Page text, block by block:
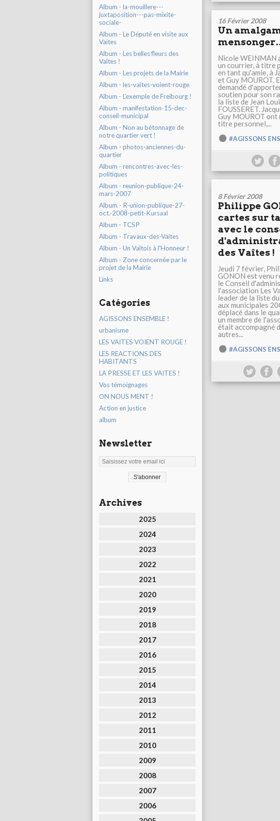
Album - la-mouillere---
juxtaposition---pas-mixite-
sociale-
Album - Le Député en visite aux
Vaites
Album - Les belles fleurs des
Vaîtes !
Album - Les projets de la Mairie
Album - les-vaites-voient-rouge
Album - L'exemple de Freibourg !
Album - manifestation-15-dec-
conseil-municipal
Album - Non au bétonnage de
notre quartier vert !
Album - photos-anciennes-du-
quartier
Album - rencontres-avec-les-
politiques
Album - reunion-publique-24-
mars-2007
Album - R-union-publique-27-
oct.-2008-petit-Kursaal
Album - TCSP
Album - Travaux-des-Vaites
Album - Un Vaîtois à l'Honneur !
Album - Zone concernée par le
projet de la Mairie
Links
Catégories
AGISSONS ENSEMBLE !
urbanisme
LES VAITES VOIENT ROUGE !
LES REACTIONS DES
HABITANTS
LA PRESSE ET LES VAITES !
Vos témoignages
ON NOUS MENT !
Action en justice
album
Newsletter
Archives
2025
2024
2023
2022
2021
2020
2019
2018
2017
2016
2015
2014
2013
2012
2011
2010
2009
2008
2007
2006
16 Février 2008
Un
Nicole WEINMAN
un courrier, à titre
en tant qu'amie, à
et Guy MOUROT.
demandé
soutien pour son
la liste de Jean
FOUSSERET.
Guy MOUROT ont
titre personnel,...
#AGISSONS
8 Février 2008
Philippe
cartes sur
avec le
des Vaîtes !
Jeudi 7 février,
GONON est venu
le Conseil
l'association Les
leader de la liste
aux municipales
déplacé dans le
un membre de
était accompagné
autres...
#AGISSONS